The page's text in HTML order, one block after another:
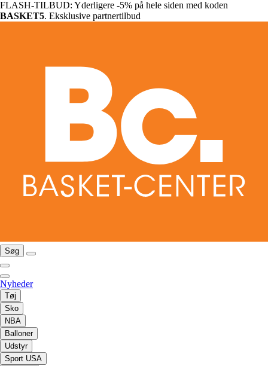
FLASH-TILBUD: Yderligere -5% på hele siden med koden
BASKET5. Eksklusive partnertilbud
Søg
Nyheder
Tøj
Sko
NBA
Balloner
Udstyr
Sport USA